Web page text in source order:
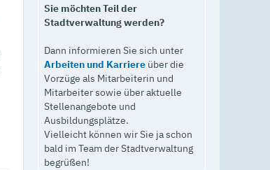
Sie möchten Teil der
Stadtverwaltung werden?
Dann informieren Sie sich unter
Arbeiten und Karriere über die
Vorzüge als Mitarbeiterin und
Mitarbeiter sowie über aktuelle
Stellenangebote und
Ausbildungsplätze.
Vielleicht können wir Sie ja schon
bald im Team der Stadtverwaltung
begrüßen!